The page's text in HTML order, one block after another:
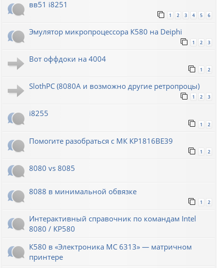
вв51 i8251
1 2 3 4 5 6
Эмулятор микропроцессора К580 на Deiphi
1 2 3
Вот оффдоки на 4004
1 2
SlothPC (8080A и возможно другие ретропроцы)
1 2 3
i8255
1 2
Помогите разобраться с МК КР1816ВЕ39
1 2
8080 vs 8085
8088 в минимальной обвязке
1 2
Интерактивный справочник по командам Intel
8080 / КР580
К580 в «Электроника МС 6313» — матричном
принтере